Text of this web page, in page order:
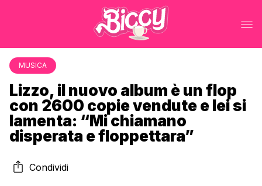
MUSICA
Lizzo, il nuovo album è un flop
con 2600 copie vendute e lei si
lamenta: “Mi chiamano
disperata e floppettara”
Condividi